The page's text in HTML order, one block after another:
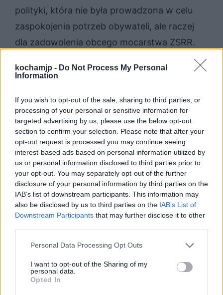
kochamjp - Do Not Process My Personal
Information
If you wish to opt-out of the sale, sharing to third parties, or
processing of your personal or sensitive information for
targeted advertising by us, please use the below opt-out
section to confirm your selection. Please note that after your
opt-out request is processed you may continue seeing
interest-based ads based on personal information utilized by
us or personal information disclosed to third parties prior to
your opt-out. You may separately opt-out of the further
disclosure of your personal information by third parties on the
IAB’s list of downstream participants. This information may
also be disclosed by us to third parties on the IAB’s List of
Downstream Participants that may further disclose it to other
Personal Data Processing Opt Outs
I want to opt-out of the Sharing of my
personal data.
Opted In
polityki, która nie była prowadzona w celu
zaspokojenia potrzeb obywateli, ale raczej
dla zadowolenia obcego mocarstwa ZSRR.
Motyw władzy
Dzieło Nowakowskiego prezentuje też
motyw władzy, która w dowolny sposób
wykorzystuje politykę i społeczeństwo do
zaspokajania własnych interesów. Władza w
tym utworze jest opresyjna i stosuje
przemoc. Przez decyzje rządzących życie
wszystkich mieszkańców Polski z dnia na
dzień staje się nieprzyjemne, pełne lęku i
okrutną i bezwzględną, sięgającą po
własny cel, nawet kosztem obywateli, którym